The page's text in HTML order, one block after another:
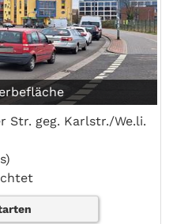
Str. geg. Karlstr./We.li.